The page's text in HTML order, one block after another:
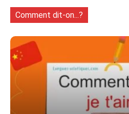
Comment dit-on...?